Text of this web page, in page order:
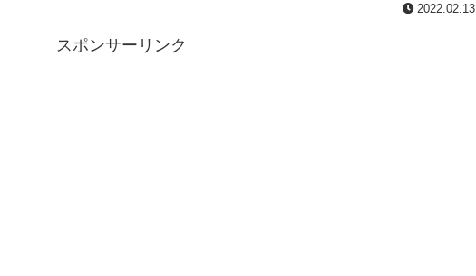
2022.02.13
スポンサーリンク